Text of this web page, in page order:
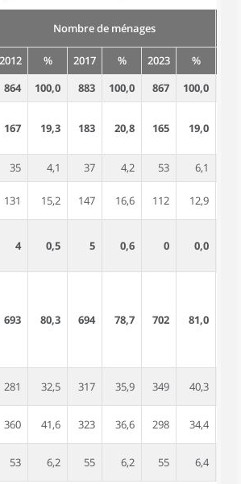
Nombre de ménages
2012 % 2017 % 2023 %
864 100,0 883 100,0 867 100,0
167 19,3 183 20,8 165 19,0
35 4,1 37 4,2 53 6,1
131 15,2 147 16,6 112 12,9
4 0,5 5 0,6 0 0,0
693 80,3 694 78,7 702 81,0
281 32,5 317 35,9 349 40,3
360 41,6 323 36,6 298 34,4
53 6,2 55 6,2 55 6,4